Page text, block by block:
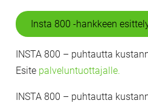
Insta 800 -hankkeen
INSTA 800 – puhtautta
Esite palveluntuottajalle.
INSTA 800 – puhtautta